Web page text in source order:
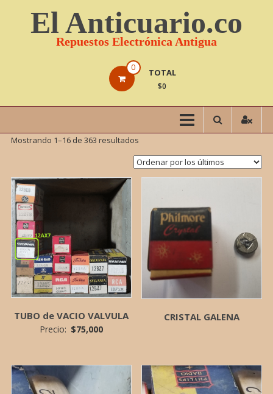
El Anticuario.co
Repuestos Electrónica Antigua
0 TOTAL
$0
Mostrando 1–16 de 363 resultados
TUBO de VACIO VALVULA
Precio: $75,000
CRISTAL GALENA